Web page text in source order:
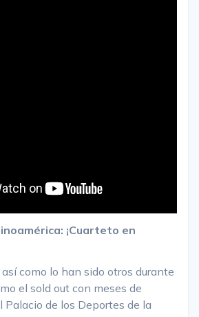
¡Cuarteto en
como lo han sido otros durante
el sold out con meses de
de los Deportes de la